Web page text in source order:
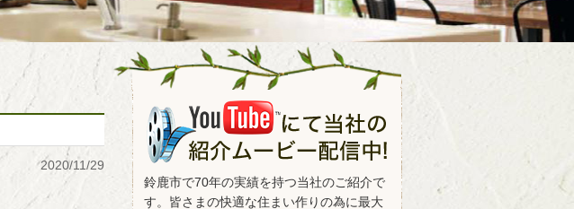
2020/11/29
鈴鹿市で70年の実績を持つ当社のご紹介で
す。皆さまの快適な住まい作りの為に最大